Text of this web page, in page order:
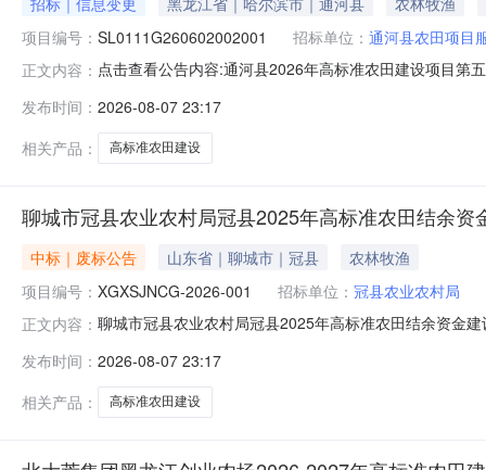
项目编号： SL0111G260602002001 招标单位： 通河县农田项目
正文内容： 点击查看公告内容:通河县2026年高标准农田建设项目第
发布时间： 2026-08-07 23:17
相关产品：
高标准农田建设
聊城市冠县农业农村局冠县2025年高标准农田结余
中标｜废标公告 山东省｜聊城市｜冠县
农林牧渔
项目编号： XGXSJNCG-2026-001 招标单位： 冠县农业农村局
正文内容： 聊城市冠县农业农村局冠县2025年高标准农田结余资金
村局冠县2025年高标准农田建设项目项目编号：
发布时间： 2026-08-07 23:17
相关产品：
高标准农田建设